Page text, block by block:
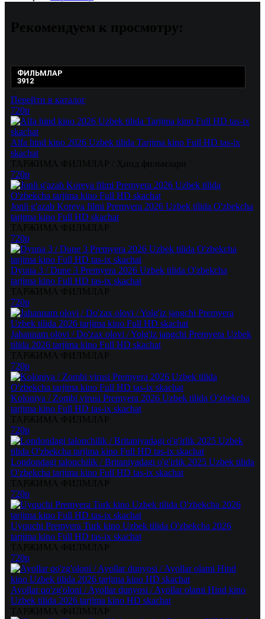
ФИЛЬМЛАР
3912
Перейти в каталог
720p
Alfa hind kino 2026 Uzbek tilida Tarjima kino Full HD tas-ix
skachat
720p
Jonli g'azab Koreya filmi Premyera 2026 Uzbek tilida O'zbekcha
tarjima kino Full HD skachat
720p
Dyuna 3 / Dune 3 Premyera 2026 Uzbek tilida O'zbekcha
tarjima kino Full HD tas-ix skachat
720p
Jahannam olovi / Do'zax olovi / Yolg'iz jangchi Premyera Uzbek
tilida 2026 tarjima kino Full HD skachat
720p
Koloniya / Zombi virusi Premyera 2026 Uzbek tilida O'zbekcha
tarjima kino Full HD tas-ix skachat
720p
Londondagi talonchilik / Britaniyadagi o'g'irlik 2025 Uzbek tilida
O'zbekcha tarjima kino Full HD tas-ix skachat
720p
Uyquchi Premyera Turk kino Uzbek tilida O'zbekcha 2026
tarjima kino Full HD tas-ix skachat
720p
Ayollar qo'zg'oloni / Ayollar dunyosi / Ayollar olami Hind kino
Uzbek tilida 2026 tarjima kino HD skachat